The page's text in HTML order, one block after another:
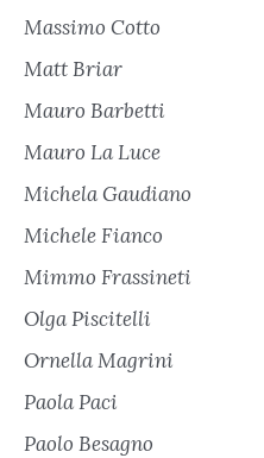
Massimo Cotto
Matt Briar
Mauro Barbetti
Mauro La Luce
Michela Gaudiano
Michele Fianco
Mimmo Frassineti
Olga Piscitelli
Ornella Magrini
Paola Paci
Paolo Besagno